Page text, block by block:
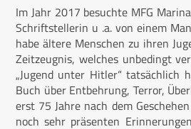
Im Jahr 2017 besuchte MFG
Schriftstellerin u .a. von einem
habe ältere Menschen zu ihren
Zeitzeugnis, welches unbedingt
„Jugend unter Hitler“ tatsächlich
Buch über Entbehrung, Terror,
erst 75 Jahre nach dem
noch sehr präsenten